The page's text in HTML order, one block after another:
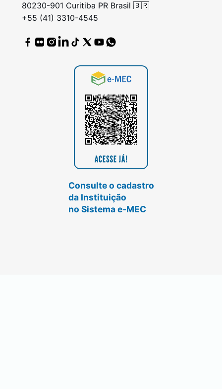
80230-901 Curitiba PR Brasil 🇧🇷
+55 (41) 3310-4545
Consulte o cadastro
da Instituição
no Sistema e-MEC